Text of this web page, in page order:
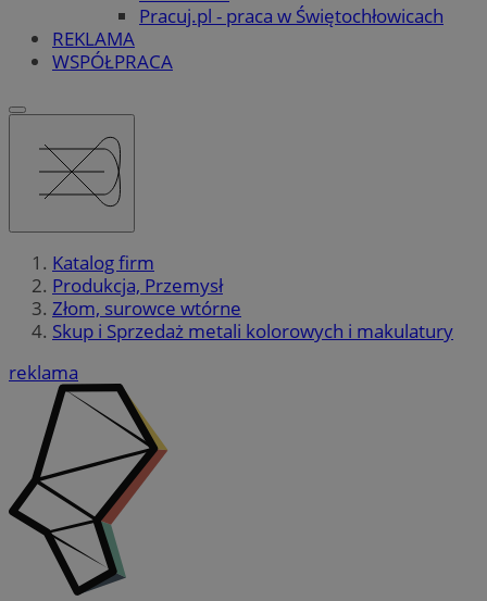
Pracuj.pl - praca w Świętochłowicach
REKLAMA
WSPÓŁPRACA
Katalog firm
Produkcja, Przemysł
Złom, surowce wtórne
Skup i Sprzedaż metali kolorowych i makulatury
reklama